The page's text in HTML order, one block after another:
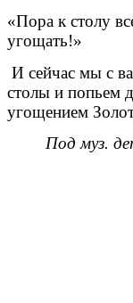
«Пора к столу
угощать!»
И сейчас мы с
столы и попьем
угощением
Под муз.